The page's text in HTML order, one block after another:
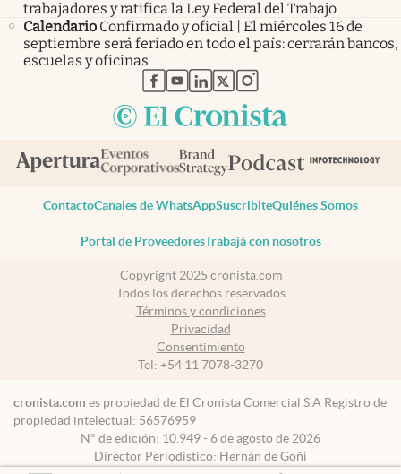
trabajadores y ratifica la Ley Federal del Trabajo
Calendario Confirmado y oficial | El miércoles 16 de
septiembre será feriado en todo el país: cerrarán bancos,
escuelas y oficinas
abre en nueva pestaña
abre en nueva pestaña
abre en nueva pestaña
abre en nueva pestaña
abre en nueva pestaña
ContactoCanales de WhatsAppSuscribiteQuiénes Somos
Portal de ProveedoresTrabajá con nosotros
Copyright 2025 cronista.com
Todos los derechos reservados
Términos y condiciones
Privacidad
Consentimiento
Tel: +54 11 7078-3270
cronista.com es propiedad de El Cronista Comercial S.A Registro de
propiedad intelectual: 56576959
N° de edición: 10.949 - 6 de agosto de 2026
Director Periodístico: Hernán de Goñi